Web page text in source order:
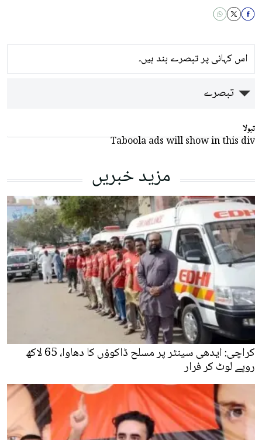
اس کہانی پر تبصرے بند ہیں۔
تبصرے
تبولا
Taboola ads will show in this div
مزید خبریں
کراچی: ایدھی سینٹر پر مسلح ڈاکوؤں کا دھاوا، 65 لاکھ
روپے لوٹ کر فرار